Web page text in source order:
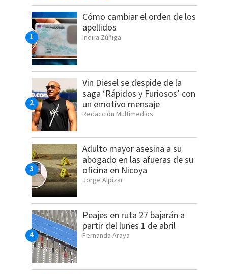
Cómo cambiar el orden de los
apellidos
Indira Zúñiga
Vin Diesel se despide de la
saga ‘Rápidos y Furiosos’ con
un emotivo mensaje
Redacción Multimedios
Adulto mayor asesina a su
abogado en las afueras de su
oficina en Nicoya
Jorge Alpízar
Peajes en ruta 27 bajarán a
partir del lunes 1 de abril
Fernanda Araya